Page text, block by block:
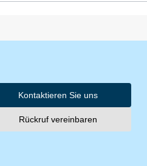
Kontaktieren Sie uns
Rückruf vereinbaren